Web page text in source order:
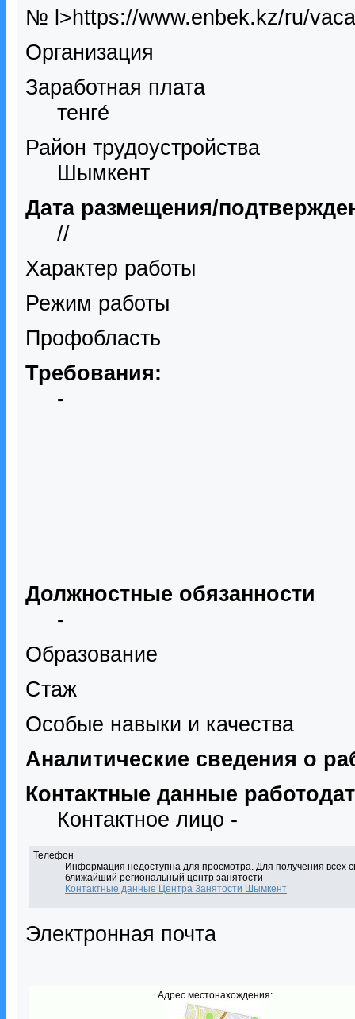
№ l>https://www.enbek.kz/ru/
Организация
Заработная плата
тенге́
Район трудоустройства
Шымкент
Дата размещения/
//
Характер работы
Режим работы
Профобласть
Требования:
-
Должностные обязанности
-
Образование
Стаж
Особые навыки и качества
Аналитические сведения о
Контактные данные
Контактное лицо -
Телефон
Информация недоступна для просмотра. Для получения всех
ближайший региональный центр занятости
Контактные данные Центра Занятости Шымкент
Электронная почта
Адрес местонахождения: